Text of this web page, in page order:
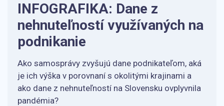
INFOGRAFIKA: Dane z
nehnuteľností využívaných na
podnikanie
Ako samosprávy zvyšujú dane podnikateľom, aká
je ich výška v porovnaní s okolitými krajinami a
ako dane z nehnuteľností na Slovensku ovplyvnila
pandémia?